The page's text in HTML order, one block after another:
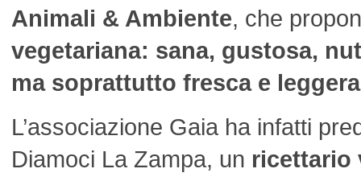
Animali & Ambiente, che
vegetariana: sana, gustosa,
ma soprattutto fresca e leggera
L’associazione Gaia ha infatti
Diamoci La Zampa, un ricettario